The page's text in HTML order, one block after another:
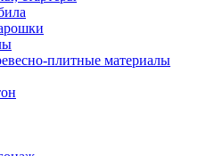
плитные материалы